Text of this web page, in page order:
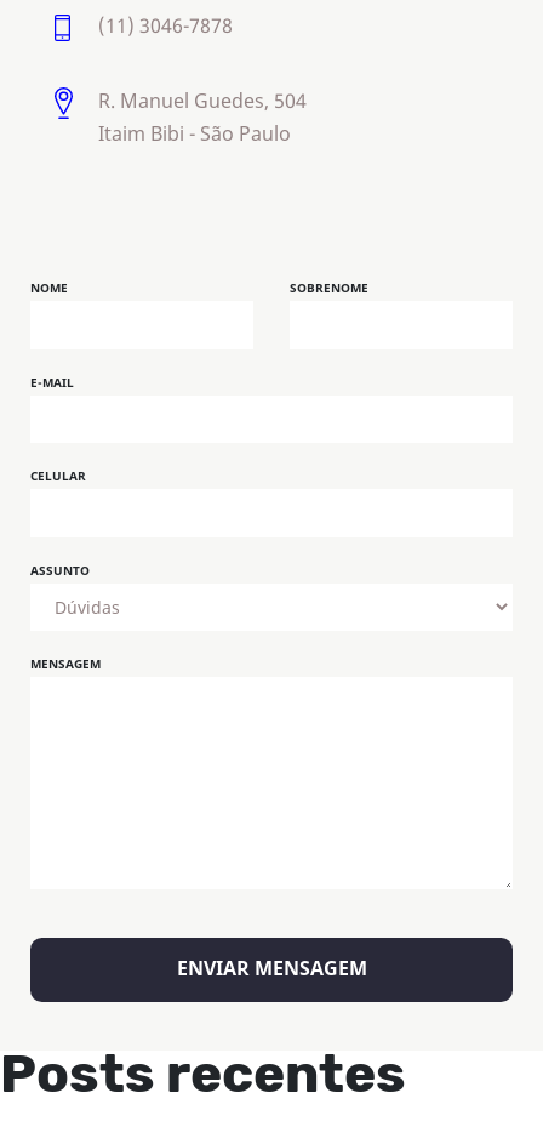
(11) 3046-7878
R. Manuel Guedes, 504
Itaim Bibi - São Paulo
NOME SOBRENOME
E-MAIL
CELULAR
ASSUNTO
MENSAGEM
Posts recentes